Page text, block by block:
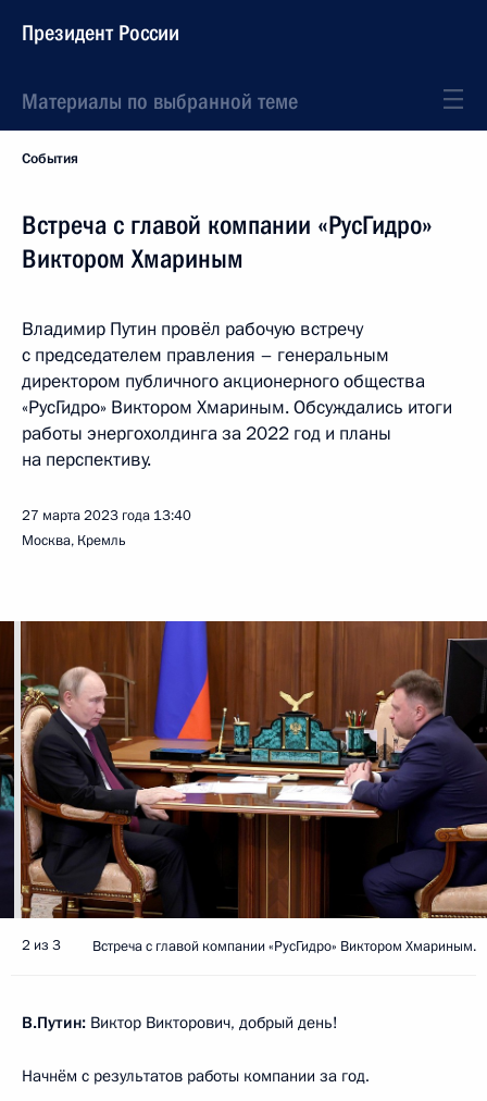
Президент России
Материалы по выбранной теме
События
Встреча с главой компании «РусГидро»
Виктором Хмариным
Владимир Путин провёл рабочую встречу
с председателем правления – генеральным
директором публичного акционерного общества
«РусГидро» Виктором Хмариным. Обсуждались итоги
работы энергохолдинга за 2022 год и планы
на перспективу.
27 марта 2023 года 13:40
Москва, Кремль
2 из 3 Встреча с главой компании «РусГидро» Виктором Хмариным.
В.Путин: Виктор Викторович, добрый день!
Начнём с результатов работы компании за год.